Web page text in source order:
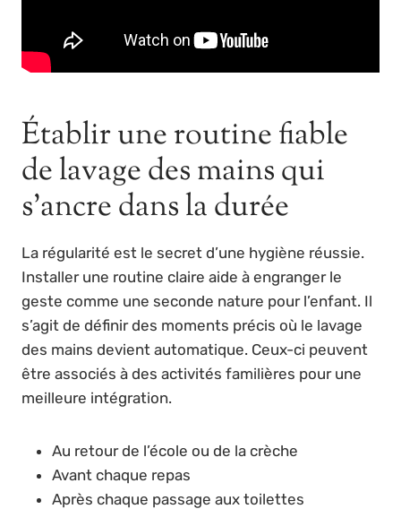
Établir une routine fiable
de lavage des mains qui
s’ancre dans la durée
La régularité est le secret d’une hygiène réussie.
Installer une routine claire aide à engranger le
geste comme une seconde nature pour l’enfant. Il
s’agit de définir des moments précis où le lavage
des mains devient automatique. Ceux-ci peuvent
être associés à des activités familières pour une
meilleure intégration.
Au retour de l’école ou de la crèche
Avant chaque repas
Après chaque passage aux toilettes